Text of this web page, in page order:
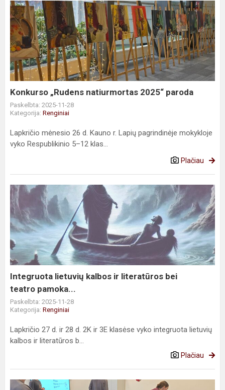
Konkurso
„Rudens
natiurmortas
2025“
paroda
Konkurso „Rudens natiurmortas 2025“ paroda
Paskelbta: 2025-11-28
Kategorija: Renginiai
Lapkričio mėnesio 26 d. Kauno r. Lapių pagrindinėje mokykloje
vyko Respublikinio 5–12 klas...
Plačiau
Integruota
lietuvių
kalbos
ir
literatūros
bei
teatro pamoka...
Integruota lietuvių kalbos ir literatūros bei
teatro pamoka...
Paskelbta: 2025-11-28
Kategorija: Renginiai
Lapkričio 27 d. ir 28 d. 2K ir 3E klasėse vyko integruota lietuvių
kalbos ir literatūros b...
Plačiau
Pamoka